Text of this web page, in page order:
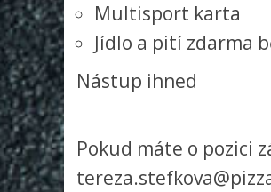
Multisport karta
Jídlo a pití zdarma
Nástup ihned
Pokud máte o pozici